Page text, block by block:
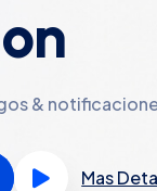
&
Mas